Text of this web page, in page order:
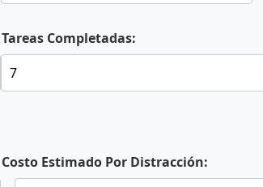
Tareas Completadas:
Costo Estimado Por Distracción: